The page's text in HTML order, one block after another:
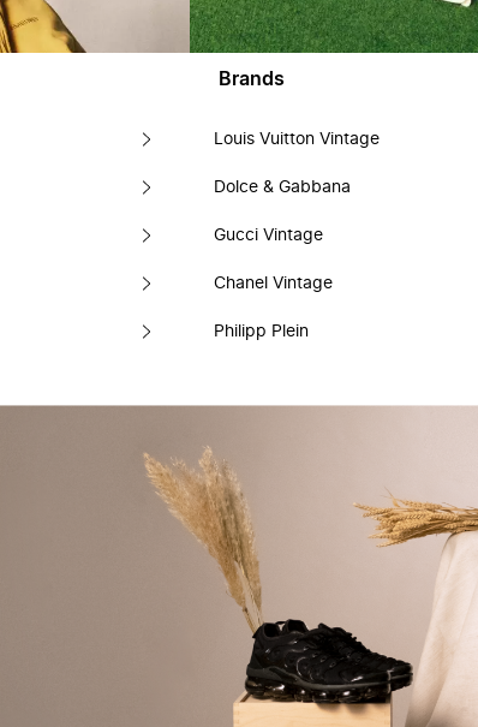
Brands
Louis Vuitton Vintage
Dolce & Gabbana
Gucci Vintage
Chanel Vintage
Philipp Plein